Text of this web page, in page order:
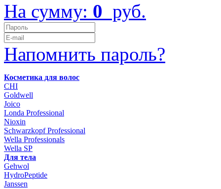
На сумму: 0 руб.
Напомнить пароль?
Косметика для волос
CHI
Goldwell
Joico
Londa Professional
Nioxin
Schwarzkopf Professional
Wella Professionals
Wella SP
Для тела
Gehwol
HydroPeptide
Janssen